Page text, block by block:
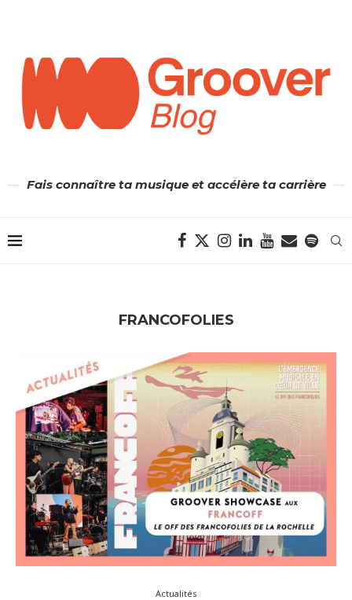
Fais connaître ta musique et accélère ta carrière
FRANCOFOLIES
Actualités